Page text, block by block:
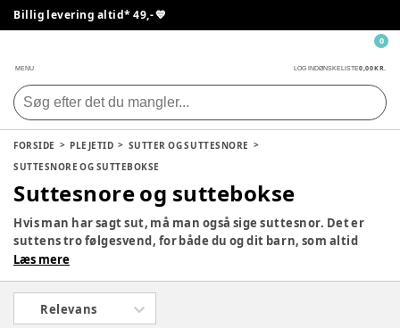
Billig levering altid* 49,- 💙
MENU LOG INDØNSKELISTE0,00 KR.
0
FORSIDE PLEJETID
SUTTER OG SUTTESNORE
SUTTESNORE OG SUTTEBOKSE
Suttesnore og suttebokse
Hvis man har sagt sut, må man også sige suttesnor. Det er
suttens tro følgesvend, for både du og dit barn, som altid
holder sutten ved dit barn. Der findes et hav af forskellige
specielt for forældre. Når sutten skal pakkes væk, så passer
suttebokse perfekt til dette formål.
Læs mere
Relevans